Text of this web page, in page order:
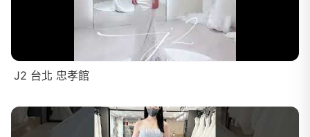
J2 台北 忠孝館